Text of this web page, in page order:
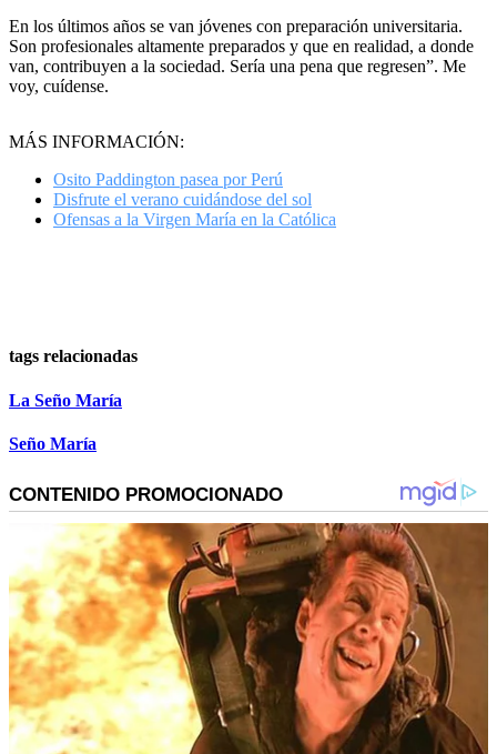
En los últimos años se van jóvenes con preparación universitaria.
Son profesionales altamente preparados y que en realidad, a donde
van, contribuyen a la sociedad. Sería una pena que regresen”. Me
voy, cuídense.
MÁS INFORMACIÓN:
Osito Paddington pasea por Perú
Disfrute el verano cuidándose del sol
Ofensas a la Virgen María en la Católica
tags relacionadas
La Seño María
Seño María